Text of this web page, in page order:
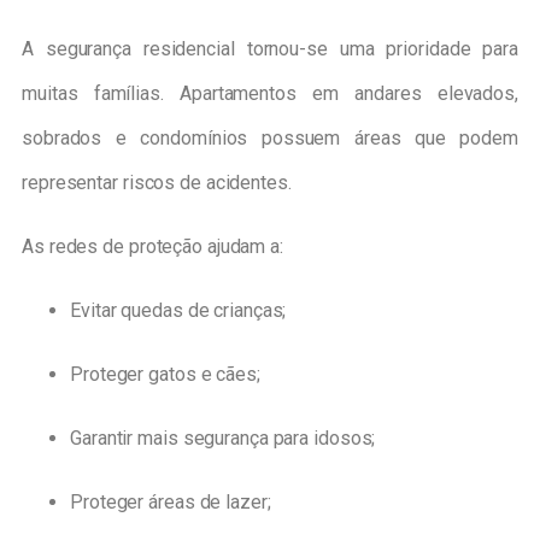
A segurança residencial tornou-se uma prioridade para
muitas famílias. Apartamentos em andares elevados,
sobrados e condomínios possuem áreas que podem
representar riscos de acidentes.
As redes de proteção ajudam a:
Evitar quedas de crianças;
Proteger gatos e cães;
Garantir mais segurança para idosos;
Proteger áreas de lazer;